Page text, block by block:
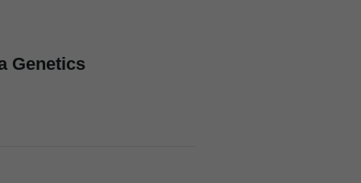
Genetics